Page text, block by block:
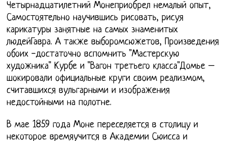
Четырнадцатилетний Монеприобрел немалый опыт,
Самостоятельно научившись рисовать, рисуя
карикатуры занятные на самых знаменитых
людейГавра. А также выборомсюжетов, Произведения
обоих -достаточно вспомнить "Мастерскую
художника" Курбе и "Вагон третьего класса"Домье –
шокировали официальные круги своим реализмом,
считавшихся вульгарными и изображения
недостойными на полотне.
В мае 1859 года Моне переселяется в столицу и
некоторое времяучится в Академии Сюисса и